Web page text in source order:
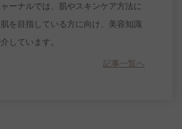
ーナルでは、肌やスキンケア方法に
を目指している方に向け、美容知識
しています。
記事一覧へ